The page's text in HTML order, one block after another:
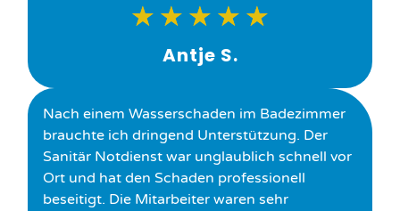
★ ★ ★ ★ ★
Antje S.
Nach einem Wasserschaden im Badezimmer
brauchte ich dringend Unterstützung. Der
Sanitär Notdienst war unglaublich schnell vor
Ort und hat den Schaden professionell
beseitigt. Die Mitarbeiter waren sehr